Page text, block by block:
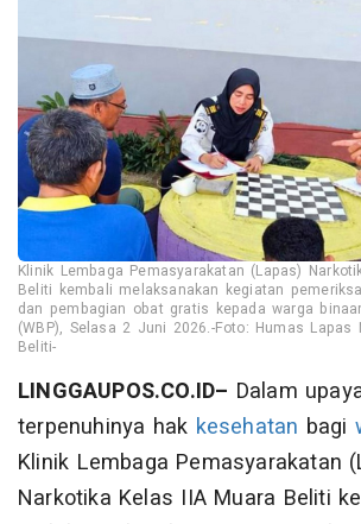
Klinik Lembaga Pemasyarakatan (Lapas)
Beliti kembali melaksanakan kegiatan
dan pembagian obat gratis kepada warga
(WBP), Selasa 2 Juni 2026.-Foto: Humas Lapas
Beliti-
LINGGAUPOS.CO.ID– Dalam
terpenuhinya hak kesehatan bagi
Klinik Lembaga Pemasyarakatan
Narkotika Kelas IIA Muara Beliti